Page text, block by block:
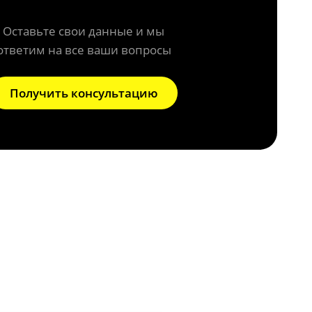
Оставьте свои данные и мы
на все ваши вопросы
Получить консультацию